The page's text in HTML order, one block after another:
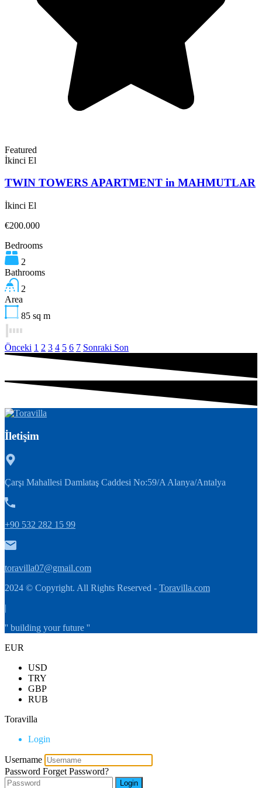
Featured
İkinci El
TWIN TOWERS APARTMENT in MAHMUTLAR
İkinci El
€200.000
Bedrooms
2
Bathrooms
2
Area
85 sq m
Önceki 1 2 3 4 5 6 7 Sonraki Son
İletişim
Çarşı Mahallesi Damlataş Caddesi No:59/A Alanya/Antalya
+90 532 282 15 99
toravilla07@gmail.com
2024 © Copyright. All Rights Reserved - Toravilla.com
|
'' building your future ''
EUR
USD
TRY
GBP
RUB
Toravilla
Login
Username
Password Forget Password?
Login